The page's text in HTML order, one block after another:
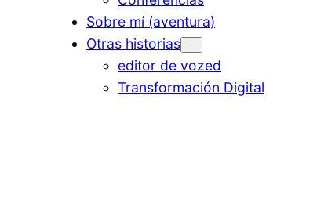
Sobre mí (aventura)
Otras historias
editor de vozed
Transformación Digital